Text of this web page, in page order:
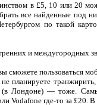
в £5, 10 или 20
все найденные
по такой
и
сможете пользоваться
планируете
(в Лондоне) — тоже.
Vodafone где-то за